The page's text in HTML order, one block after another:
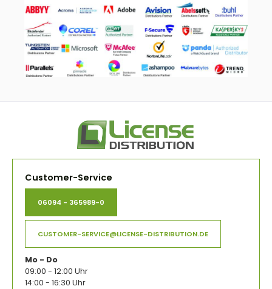
Customer-Service
06094 - 365989-0
CUSTOMER-SERVICE@LICENSE-DISTRIBUTION.DE
Mo - Do
09:00 - 12:00 Uhr
14:00 - 16:30 Uhr